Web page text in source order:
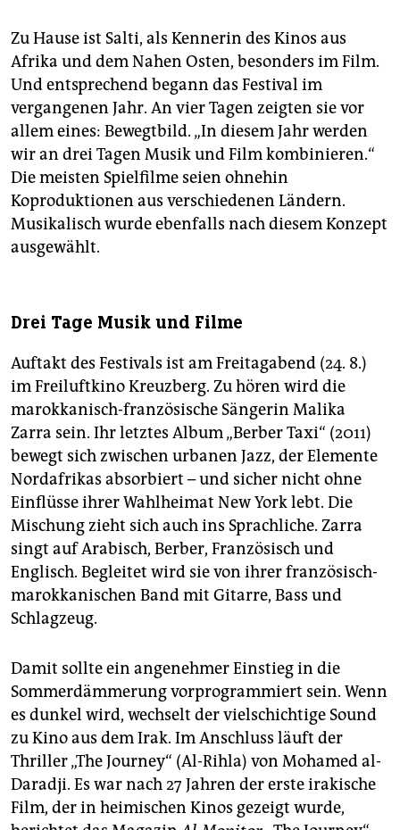
Zu Hause ist Salti, als Kennerin des Kinos aus
Afrika und dem Nahen Osten, besonders im Film.
Und entsprechend begann das Festival im
vergangenen Jahr. An vier Tagen zeigten sie vor
allem eines: Bewegtbild. „In diesem Jahr werden
wir an drei Tagen Musik und Film kombinieren.“
Die meisten Spielfilme seien ohnehin
Koproduktionen aus verschiedenen Ländern.
Musikalisch wurde ebenfalls nach diesem Konzept
ausgewählt.
Drei Tage Musik und Filme
Auftakt des Festivals ist am Freitagabend (24. 8.)
im Freiluftkino Kreuzberg. Zu hören wird die
marokkanisch-französische Sängerin Malika
Zarra sein. Ihr letztes Album „Berber Taxi“ (2011)
bewegt sich zwischen urbanen Jazz, der Elemente
Nordafrikas absorbiert – und sicher nicht ohne
Einflüsse ihrer Wahlheimat New York lebt. Die
Mischung zieht sich auch ins Sprachliche. Zarra
singt auf Arabisch, Berber, Französisch und
Englisch. Begleitet wird sie von ihrer französisch-
marokkanischen Band mit Gitarre, Bass und
Schlagzeug.
Damit sollte ein angenehmer Einstieg in die
Sommerdämmerung vorprogrammiert sein. Wenn
es dunkel wird, wechselt der vielschichtige Sound
zu Kino aus dem Irak. Im Anschluss läuft der
Thriller „The Journey“ (Al-Rihla) von Mohamed al-
Daradji. Es war nach 27 Jahren der erste irakische
Film, der in heimischen Kinos gezeigt wurde,